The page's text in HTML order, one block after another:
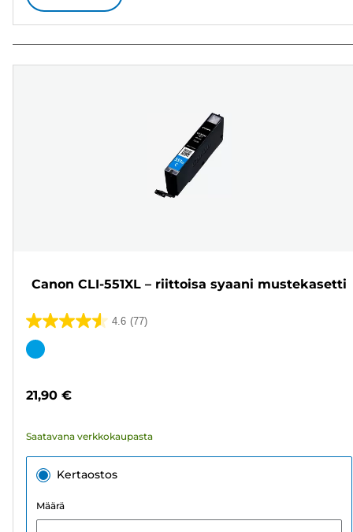
Canon CLI-551XL – riittoisa syaani mustekasetti
4.6 (77)
4.6/5
tähteä.
Värikasetti
21,90 €
Saatavana verkkokaupasta
Kertaostos
Määrä